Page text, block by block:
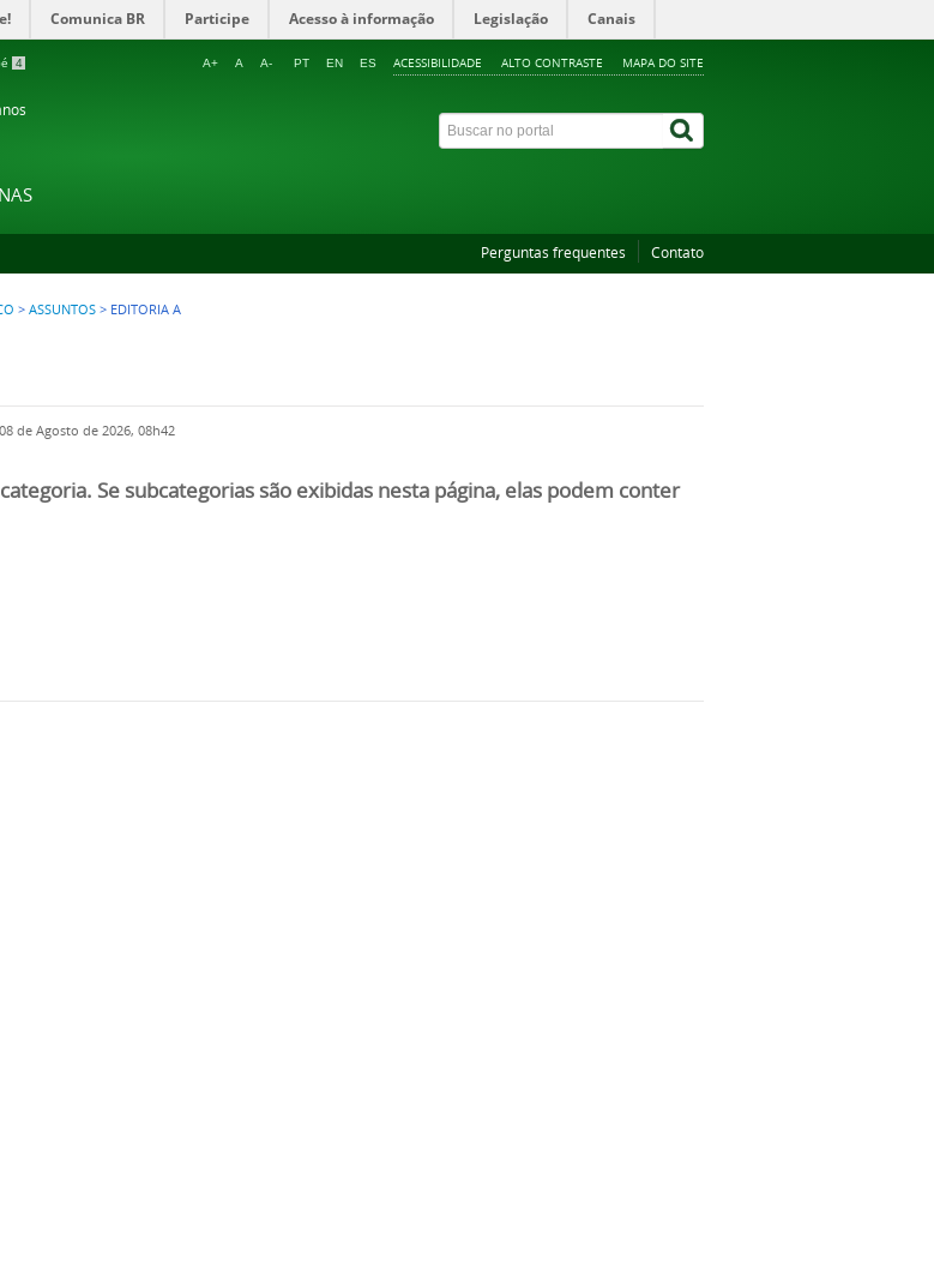
Comunica BR Participe Acesso à informação Legislação Canais
4 ACESSIBILIDADE ALTO CONTRASTE MAPA DO SITE
A+ A A- PT EN ES
Perguntas frequentes Contato
> ASSUNTOS > EDITORIA A
de Agosto de 2026, 08h42
Se subcategorias são exibidas nesta página, elas podem conter